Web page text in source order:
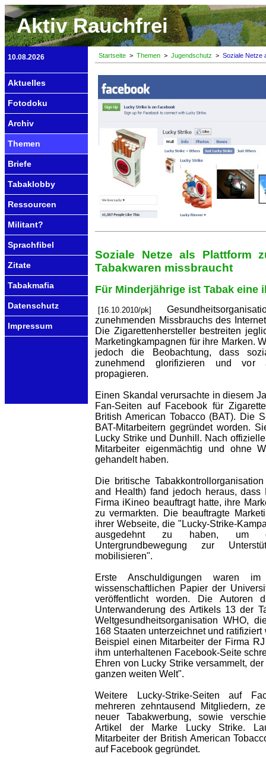
Aktiv Rauchfrei
10.08.2026
Aktuelles
Fotodoku
Archiv
Themen
Briefe
Tabaklobby
Ressourcen
Militant?
Sprachfibel
Zitate
Tabakmafia
Datenschutz
Impressum
Startseite > Themen > Jugendschutz > Soziale Netze
Soziale Netze als Plattform
Tabakwaren missbraucht
Für Minderjährige ist Tabak eine
[16.10.2010/pk]
zunehmenden Missbrauchs des
Die Zigarettenhersteller bestreiten
Marketingkampagnen für ihre Marken.
jedoch die Beobachtung, dass
zunehmend glorifizieren und vor
propagieren.
Einen Skandal verursachte in diesem
Fan-Seiten auf Facebook für
British American Tobacco (BAT). Die
BAT-Mitarbeitern gegründet worden.
Lucky Strike und Dunhill. Nach
Mitarbeiter eigenmächtig und ohne
gehandelt haben.
Die britische
and Health) fand jedoch heraus, dass
Firma iKineo beauftragt hatte, ihre
zu vermarkten. Die beauftragte
ihrer Webseite, die "Lucky-Strike-
ausgedehnt zu haben, um
Untergrundbewegung zur
mobilisieren".
Erste Anschuldigungen waren
wissenschaftlichen Papier der
veröffentlicht worden. Die Autoren
Unterwanderung des Artikels 13 der
Weltgesundheitsorganisation WHO,
168 Staaten unterzeichnet und
Beispiel einen Mitarbeiter der Firma
ihm unterhaltenen Facebook-Seite
Ehren von Lucky Strike versammelt,
ganzen weiten Welt".
Weitere Lucky-Strike-Seiten auf
mehreren zehntausend Mitgliedern,
neuer Tabakwerbung, sowie
Artikel der Marke Lucky Strike.
Mitarbeiter der British American
auf Facebook gegründet.